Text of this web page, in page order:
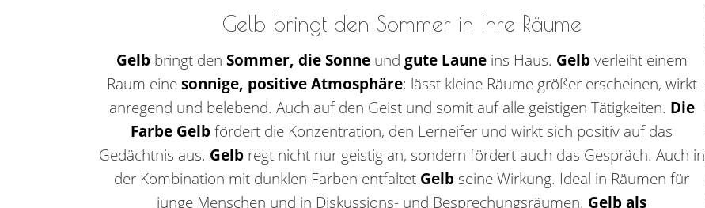
Gelb bringt den Sommer in Ihre Räume
Gelbbringt den Sommer, die Sonneund gute Launeins Haus. Gelbverleiht einem
Raum einesonnige, positive Atmosphäre; lässt kleine Räume größer erscheinen, wirkt
anregend und belebend. Auch auf den Geist und somit auf alle geistigen Tätigkeiten. Die
Farbe Gelbfördert die Konzentration, den Lerneifer und wirkt sich positiv auf das
Gedächtnis aus. Gelbregt nicht nur geistig an, sondern fördert auch das Gespräch. Auch in
der Kombination mit dunklen Farben entfaltet Gelbseine Wirkung. Ideal in Räumen für
junge Menschen und in Diskussions- und Besprechungsräumen. Gelb als